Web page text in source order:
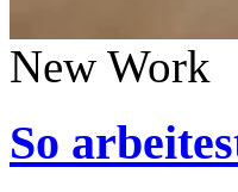
New Work
So